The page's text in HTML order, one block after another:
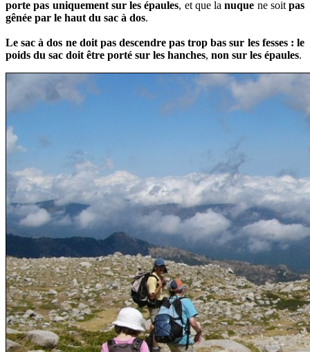
porte pas uniquement sur les épaules, et que lanuque ne soit pas
gênée par le haut du sac à dos.
Le sac à dos ne doit pas descendre pas trop bas sur les fesses : le
poids du sac doit être porté sur les hanches, non sur les épaules.